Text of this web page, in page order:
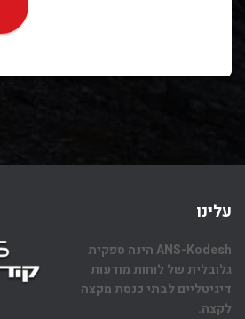
עלינו
ANS-Kodesh הינה ספקית
גלובלית של לוחות מודעות
דיגיטליים לבתי כנסת מקצה
לקצה.